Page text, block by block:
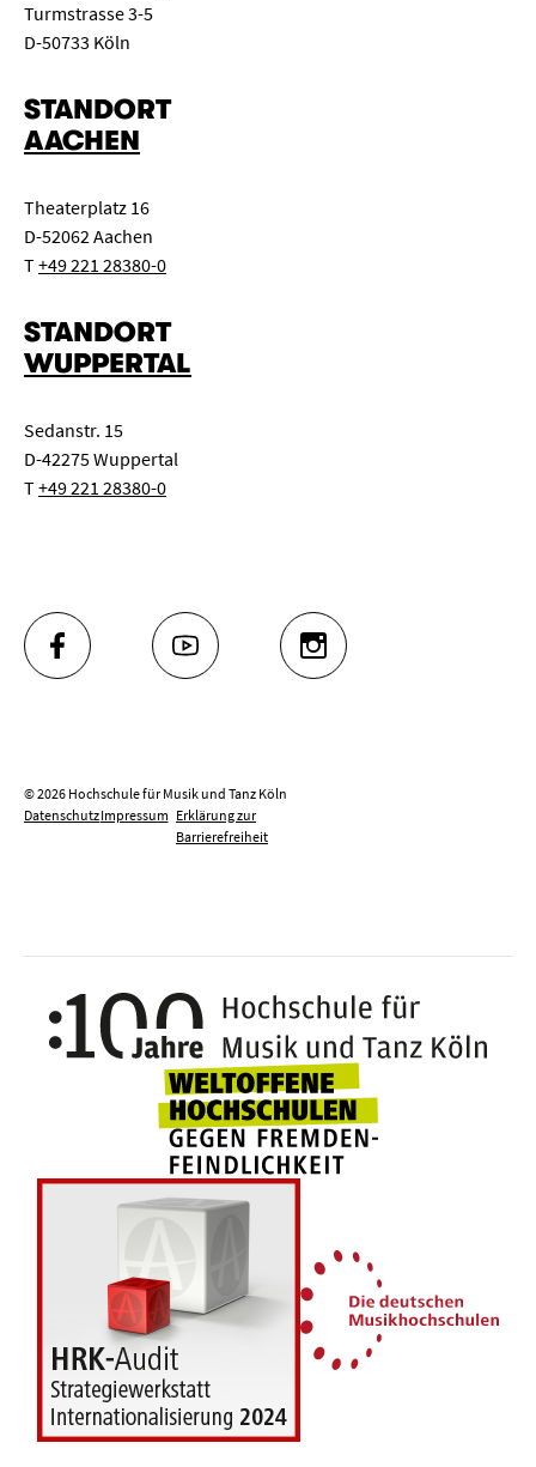
Turmstrasse 3-5
D-50733 Köln
STANDORT
AACHEN
Theaterplatz 16
D-52062 Aachen
T+49 221 28380-0
STANDORT
WUPPERTAL
Sedanstr. 15
D-42275 Wuppertal
T+49 221 28380-0
FACEBOOK YOUTUBE INSTAGRAM
© 2026 Hochschule für Musik und Tanz Köln
DatenschutzImpressum Erklärung zur
Barrierefreiheit